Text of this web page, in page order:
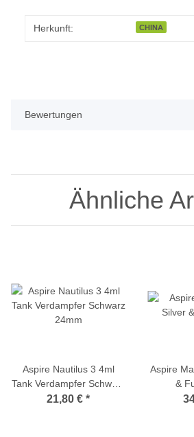
Herkunft: CHINA
Bewertungen
Ähnliche
Aspire Nautilus 3 4ml
Tank Verdampfer Schwarz
24mm
21,80 € *
Aspire
&